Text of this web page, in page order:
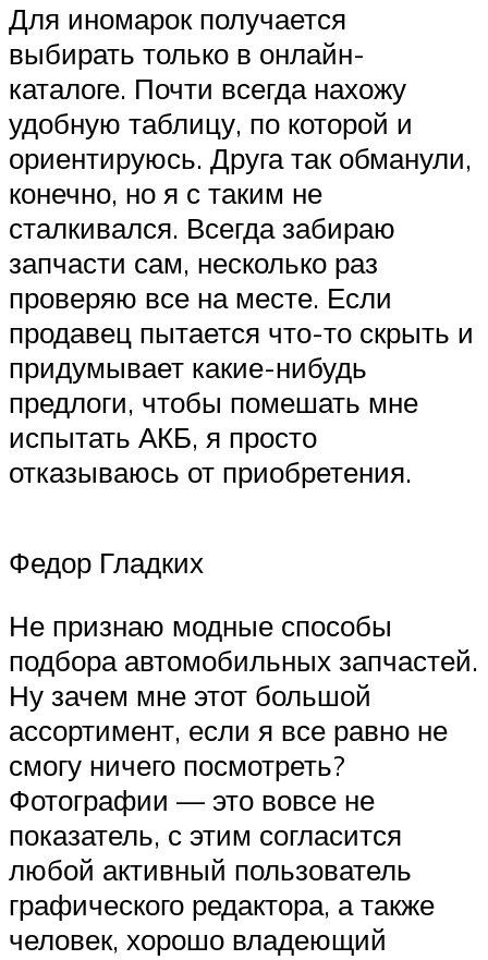
Для иномарок получается
выбирать только в онлайн-
каталоге. Почти всегда нахожу
удобную таблицу, по которой и
ориентируюсь. Друга так обманули,
конечно, но я с таким не
сталкивался. Всегда забираю
запчасти сам, несколько раз
проверяю все на месте. Если
продавец пытается что-то скрыть и
придумывает какие-нибудь
предлоги, чтобы помешать мне
испытать АКБ, я просто
отказываюсь от приобретения.
Федор Гладких
Не признаю модные способы
подбора автомобильных запчастей.
Ну зачем мне этот большой
ассортимент, если я все равно не
смогу ничего посмотреть?
Фотографии — это вовсе не
показатель, с этим согласится
любой активный пользователь
графического редактора, а также
человек, хорошо владеющий